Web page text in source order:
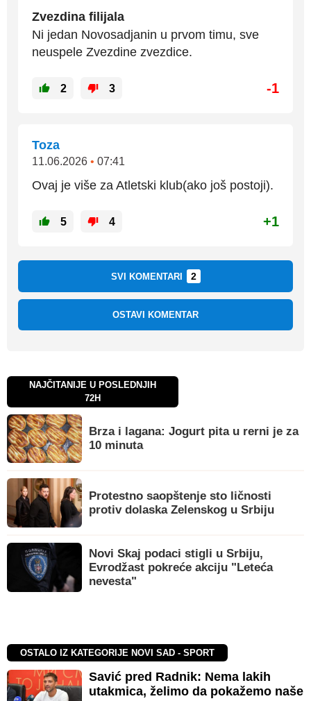
Zvezdina filijala
Ni jedan Novosadjanin u prvom timu, sve
neuspele Zvezdine zvezdice.
2 3 -1
Toza
11.06.2026 • 07:41
Ovaj je više za Atletski klub(ako još postoji).
5 4 +1
SVI KOMENTARI 2
OSTAVI KOMENTAR
NAJČITANIJE U POSLEDNJIH
72H
Brza i lagana: Jogurt pita u rerni je za
10 minuta
Protestno saopštenje sto ličnosti
protiv dolaska Zelenskog u Srbiju
Novi Skaj podaci stigli u Srbiju,
Evrodžast pokreće akciju "Leteća
nevesta"
OSTALO IZ KATEGORIJE NOVI SAD - SPORT
Savić pred Radnik: Nema lakih
utakmica, želimo da pokažemo naše